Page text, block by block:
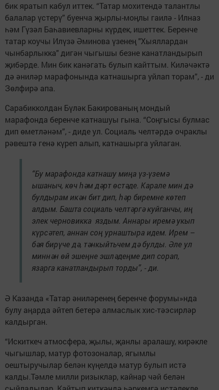
бик яратып кабул иттек. “Татар мохитендә талантлы
балалар үстерү” буенча җырлы-моңлы гаилә - Илназ
һәм Гүзәл Баһавиевларны күрдек, ишеттек. Беренче
татар коучы Илүзә Әминова үзенең "Хыяллардан
чынбарлыкка" дигән чыгышы безне канатландырып
җибәрде. Мин бик канәгать булып кайттым. Киләчәктә
дә әниләр марафонында катнашырга уйлап торам”, - ди
Зөлфирә апа.
Сарабикколдан Бүләк Бакированың мондый
марафонда беренче катнашуы гына. “Соңгысы булмас
дип өметләнәм”, - диде ул. Социаль челтәрдә очраклы
рәвештә генә күреп алып, катнашырга уйлаган.
“Бу марафонда катнашу миңа үз-үземә
ышаныч, көч һәм дәрт өстәде. Карале мин дә
булдырам икән бит дип, һәр биремне көтеп
алдым. Башта социаль челтәргә куйганчы, иң
элек черновикка яздым. Аннары иремә укып
күрсәтеп, аннан соң урнаштыра идем. Ирем –
бәя бирүче дә, тәнкыйтьчем дә булды. Әле ул
миннән өй эшеңне эшләдеңме дип сорап,
язарга канатландырып торды”, - ди.
Ә Казанда «Татар әниләренең беренче форумы»нда
булу аңарда әйтеп бетерә алмаслык хис-тәэсирләр
калдырган.
“Искиткеч атмосфера, җылы, җанлы аралашу, кирәкле
чыгышлар, матур фотозоналар, ягымлы
оештыручылар белән күңелдә матур булып истә
калды.Тәмле милли ризыклар, кайнар чәй белән